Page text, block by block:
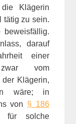
Klägerin
tätig zu sein.
beweisfällig.
darauf
einer
zwar vom
Klägerin,
wäre; in
von § 186
solche